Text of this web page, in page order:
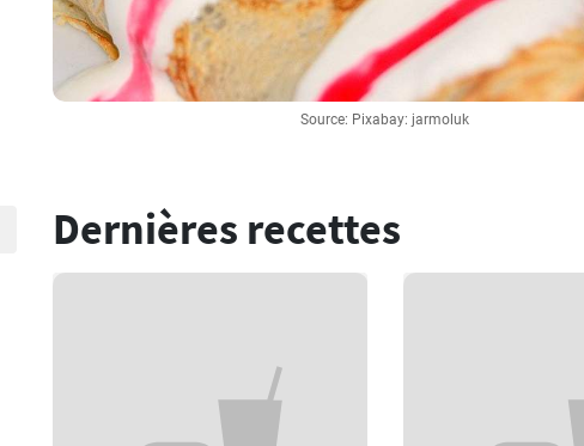
Source: Pixabay: jarmoluk
Dernières recettes